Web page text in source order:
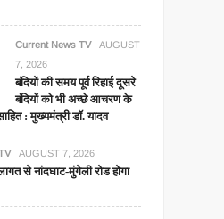
Current News TV
AUGUST
7, 2026
बंदियों की समय पूर्व रिहाई दूसरे
बंदियों को भी अच्छे आचरण के
: मुख्यमंत्री डॉ. यादव
AUGUST 7, 2026
से नांदघाट-मुंगेली रोड होगा